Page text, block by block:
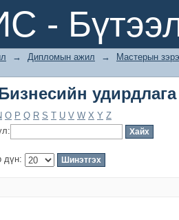
-
→ Дипломын ажил →
Мастерын
удирдлага
O P Q R S T U V W X Y Z
дүн: